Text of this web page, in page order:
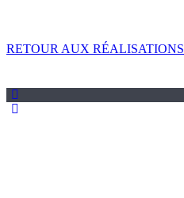
RETOUR AUX RÉALISATIONS